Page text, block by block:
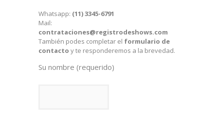
Whatsapp: (11) 3345-6791
Mail:
contrataciones@registrodeshows.com
También podes completar el formulario de
contacto y te responderemos a la brevedad.
Su nombre (requerido)